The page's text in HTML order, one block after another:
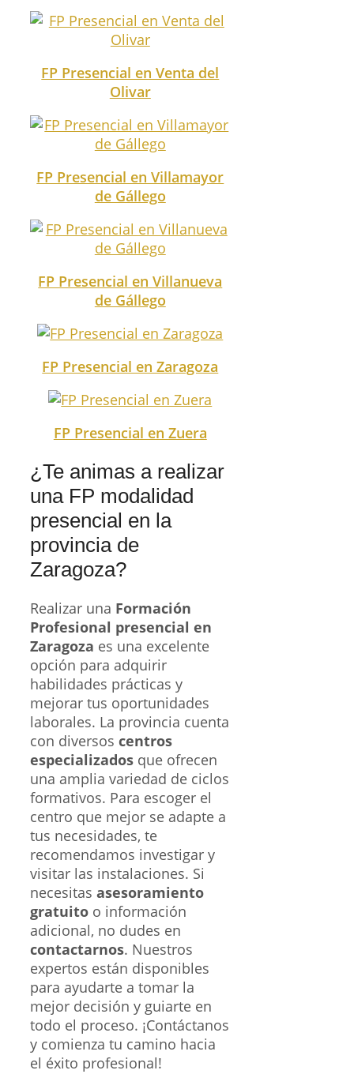
FP Presencial en Venta del
Olivar
FP Presencial en Villamayor
de Gállego
FP Presencial en Villanueva
de Gállego
FP Presencial en Zaragoza
FP Presencial en Zuera
¿Te animas a realizar
una FP modalidad
presencial en la
provincia de
Zaragoza?
Realizar una Formación
Profesional presencial en
Zaragoza es una excelente
opción para adquirir
habilidades prácticas y
mejorar tus oportunidades
laborales. La provincia cuenta
con diversos centros
especializados que ofrecen
una amplia variedad de ciclos
formativos. Para escoger el
centro que mejor se adapte a
tus necesidades, te
recomendamos investigar y
visitar las instalaciones. Si
necesitas asesoramiento
gratuito o información
adicional, no dudes en
contactarnos. Nuestros
expertos están disponibles
para ayudarte a tomar la
mejor decisión y guiarte en
todo el proceso. ¡Contáctanos
y comienza tu camino hacia
el éxito profesional!